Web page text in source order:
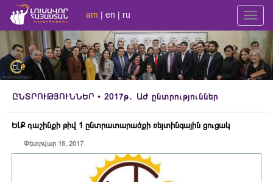
am | en | ru
ԸՆՏՐՈՒԹՅՈՒՆՆԵՐ • 2017թ․ ԱԺ ընտրություններ
ԵԼՔ դաշինքի թիվ 1 ընտրատարածքի ռեյտինգային ցուցակ
Փետրվար 16, 2017